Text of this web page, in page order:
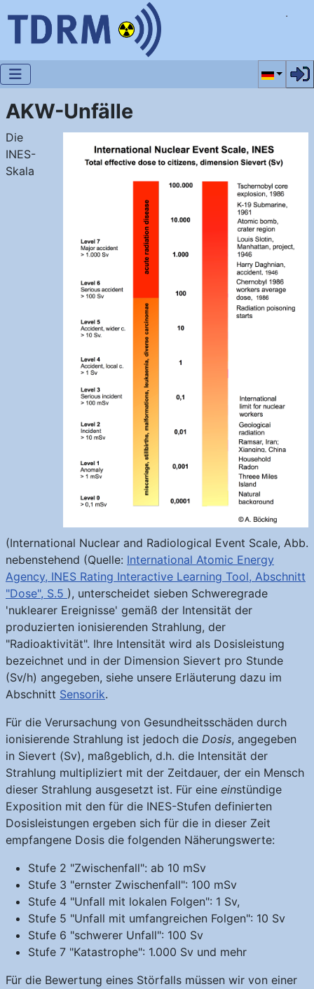
Sprache
AKW-Unfälle
Die
INES-
Skala
(International Nuclear and Radiological Event Scale, Abb.
nebenstehend (Quelle: International Atomic Energy
Agency, INES Rating Interactive Learning Tool, Abschnitt
"Dose", S.5 ), unterscheidet sieben Schweregrade
'nuklearer Ereignisse' gemäß der Intensität der
produzierten ionisierenden Strahlung, der
"Radioaktivität". Ihre Intensität wird als Dosisleistung
bezeichnet und in der Dimension Sievert pro Stunde
(Sv/h) angegeben, siehe unsere Erläuterung dazu im
Abschnitt Sensorik.
Für die Verursachung von Gesundheits­schäden durch
ionisierende Strahlung ist jedoch die Dosis, angegeben
in Sievert (Sv), maßgeblich, d.h. die Intensität der
Strahlung multipliziert mit der Zeitdauer, der ein Mensch
dieser Strahlung ausgesetzt ist. Für eine einstündige
Exposition mit den für die INES-Stufen definierten
Dosisleistungen ergeben sich für die in dieser Zeit
empfangene Dosis die folgenden Näherungswerte:
Stufe 2 "Zwischenfall": ab 10 mSv
Stufe 3 "ernster Zwischenfall": 100 mSv
Stufe 4 "Unfall mit lokalen Folgen": 1 Sv,
Stufe 5 "Unfall mit umfangreichen Folgen": 10 Sv
Stufe 6 "schwerer Unfall": 100 Sv
Stufe 7 "Katastrophe": 1.000 Sv und mehr
Für die Bewertung eines Störfalls müssen wir von einer